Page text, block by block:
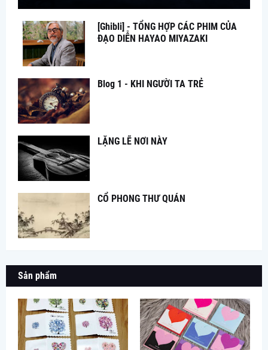
[Ghibli] - TỔNG HỢP CÁC PHIM CỦA
ĐẠO DIỄN HAYAO MIYAZAKI
Blog 1 - KHI NGƯỜI TA TRẺ
LẶNG LẼ NƠI NÀY
CỔ PHONG THƯ QUÁN
Sản phẩm